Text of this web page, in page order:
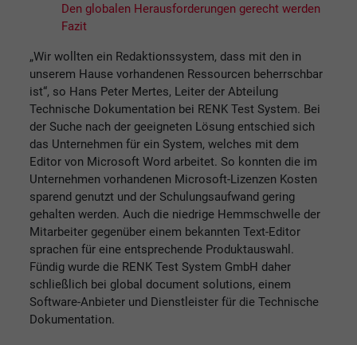
Den globalen Herausforderungen gerecht werden
Fazit
„Wir wollten ein Redaktionssystem, dass mit den in
unserem Hause vorhandenen Ressourcen beherrschbar
ist“, so Hans Peter Mertes, Leiter der Abteilung
Technische Dokumentation bei RENK Test System. Bei
der Suche nach der geeigneten Lösung entschied sich
das Unternehmen für ein System, welches mit dem
Editor von Microsoft Word arbeitet. So konnten die im
Unternehmen vorhandenen Microsoft-Lizenzen Kosten
sparend genutzt und der Schulungsaufwand gering
gehalten werden. Auch die niedrige Hemmschwelle der
Mitarbeiter gegenüber einem bekannten Text-Editor
sprachen für eine entsprechende Produktauswahl.
Fündig wurde die RENK Test System GmbH daher
schließlich bei global document solutions, einem
Software-Anbieter und Dienstleister für die Technische
Dokumentation.